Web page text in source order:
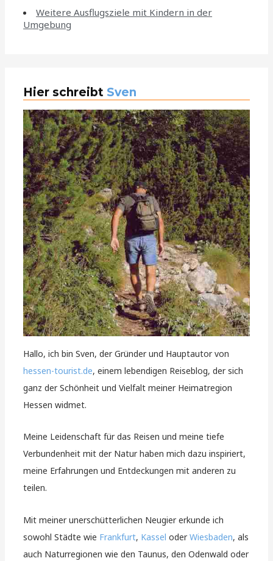
Weitere Ausflugsziele mit Kindern in der
Umgebung
Hier schreibt Sven
Hallo, ich bin Sven, der Gründer und Hauptautor von
hessen-tourist.de, einem lebendigen Reiseblog, der sich
ganz der Schönheit und Vielfalt meiner Heimatregion
Hessen widmet.
Meine Leidenschaft für das Reisen und meine tiefe
Verbundenheit mit der Natur haben mich dazu inspiriert,
meine Erfahrungen und Entdeckungen mit anderen zu
teilen.
Mit meiner unerschütterlichen Neugier erkunde ich
sowohl Städte wie Frankfurt, Kassel oderWiesbaden, als
auch Naturregionen wie den Taunus, den Odenwald oder